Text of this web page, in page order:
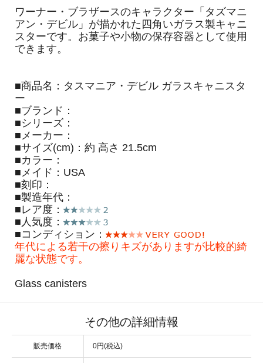
ワーナー・ブラザースのキャラクター「タズマニ
アン・デビル」が描かれた四角いガラス製キャニ
スターです。お菓子や小物の保存容器として使用
できます。
■商品名：タスマニア・デビル ガラスキャニスタ
ー
■ブランド：
■シリーズ：
■メーカー：
■サイズ(cm)：約 高さ 21.5cm
■カラー：
■メイド：USA
■刻印：
■製造年代：
■レア度：
■人気度：
■コンディション：
年代による若干の擦りキズがありますが比較的綺
麗な状態です。
Glass canisters
その他の詳細情報
販売価格 0円(税込)